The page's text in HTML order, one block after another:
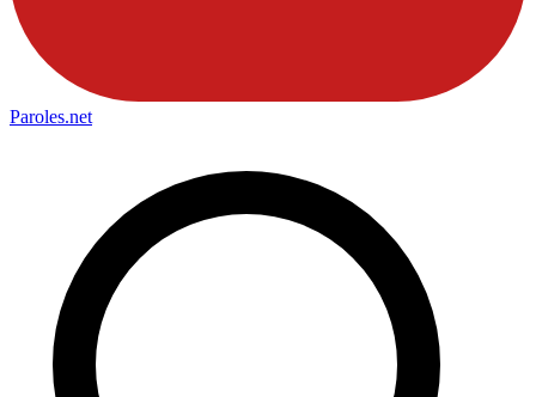
Paroles.net